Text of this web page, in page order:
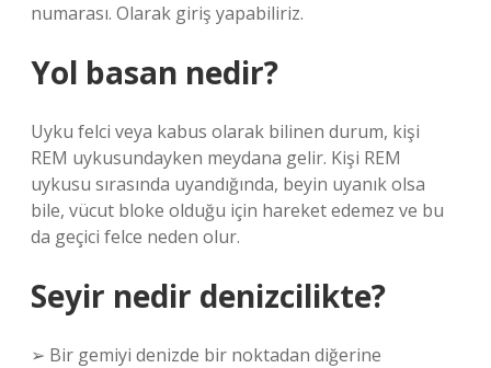
numarası. Olarak giriş yapabiliriz.
Yol basan nedir?
Uyku felci veya kabus olarak bilinen durum, kişi
REM uykusundayken meydana gelir. Kişi REM
uykusu sırasında uyandığında, beyin uyanık olsa
bile, vücut bloke olduğu için hareket edemez ve bu
da geçici felce neden olur.
Seyir nedir denizcilikte?
➢ Bir gemiyi denizde bir noktadan diğerine